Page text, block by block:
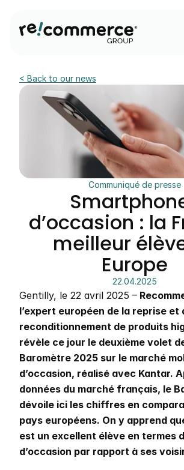
< Back to our news
Communiqué de presse
d’occasion : la
meilleur
Europe
22.04.2025
Gentilly, le 22 avril 2025 –
l’expert européen de la reprise et
reconditionnement de produits
révèle ce jour le deuxième volet
Baromètre 2025 sur le marché
d’occasion, réalisé avec Kantar.
données du marché français, le
dévoile ici les chiffres en
pays européens. On y apprend
est un excellent élève en termes
d’occasion par rapport à ses